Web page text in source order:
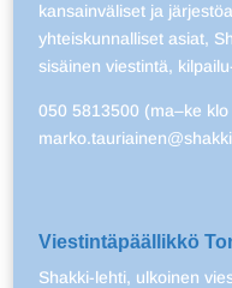
kansainväliset ja
yhteiskunnalliset asiat,
sisäinen viestintä,
050 5813500 (ma–ke klo
Viestintäpäällikkö
Shakki-lehti, ulkoinen